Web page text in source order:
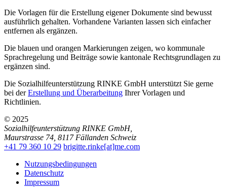
Die Vorlagen für die Erstellung eigener Dokumente sind bewusst
ausführlich gehalten. Vorhandene Varianten lassen sich einfacher
entfernen als ergänzen.
Die blauen und orangen Markierungen zeigen, wo kommunale
Sprachregelung und Beiträge sowie kantonale Rechtsgrundlagen zu
ergänzen sind.
Die Sozialhilfeunterstützung RINKE GmbH unterstützt Sie gerne
bei derErstellung und Überarbeitung Ihrer Vorlagen und
Richtlinien.
© 2025
Sozialhilfeunterstützung RINKE GmbH,
Maurstrasse 74 8117 Fällanden Schweiz
+41 79 360 10 29 brigitte.rinke[at]me.com
Nutzungsbedingungen
Datenschutz
Impressum